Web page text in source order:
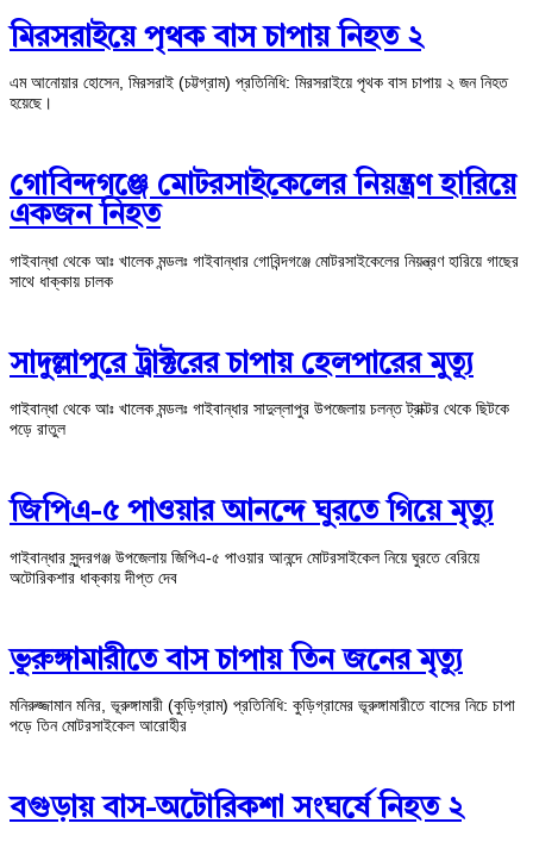
মিরসরাইয়ে পৃথক বাস চাপায় নিহত ২
এম আনোয়ার হোসেন, মিরসরাই (চট্টগ্রাম) প্রতিনিধি: মিরসরাইয়ে পৃথক বাস চাপায় ২ জন নিহত
হয়েছে।
গোবিন্দগঞ্জে মোটরসাইকেলের নিয়ন্ত্রণ হারিয়ে
একজন নিহত
গাইবান্ধা থেকে আঃ খালেক মন্ডলঃ গাইবান্ধার গোবিন্দগঞ্জে মোটরসাইকেলের নিয়ন্ত্রণ হারিয়ে গাছের
সাথে ধাক্কায় চালক
সাদুল্লাপুরে ট্রাক্টরের চাপায় হেলপারের মুত্যূ
গাইবান্ধা থেকে আঃ খালেক মন্ডলঃ গাইবান্ধার সাদুল্লাপুর উপজেলায় চলন্ত ট্রাক্টর থেকে ছিটকে
পড়ে রাতুল
জিপিএ-৫ পাওয়ার আনন্দে ঘুরতে গিয়ে মৃত্যু
গাইবান্ধার সুন্দরগঞ্জ উপজেলায় জিপিএ-৫ পাওয়ার আনন্দে মোটরসাইকেল নিয়ে ঘুরতে বেরিয়ে
অটোরিকশার ধাক্কায় দীপ্ত দেব
ভূরুঙ্গামারীতে বাস চাপায় তিন জনের মৃত্যু
মনিরুজ্জামান মনির, ভূরুঙ্গামারী (কুড়িগ্রাম) প্রতিনিধি: কুড়িগ্রামের ভূরুঙ্গামারীতে বাসের নিচে চাপা
পড়ে তিন মোটরসাইকেল আরোহীর
বগুড়ায় বাস-অটোরিকশা সংঘর্ষে নিহত ২